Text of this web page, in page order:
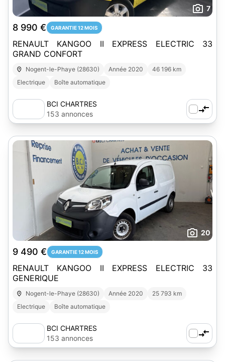
7
8 990 € GARANTIE 12 MOIS
RENAULT KANGOO II EXPRESS ELECTRIC 33
GRAND CONFORT
Nogent-le-Phaye (28630) Année 2020
46 196 km
Electrique
Boîte automatique
BCI CHARTRES
153 annonces
20
9 490 € GARANTIE 12 MOIS
RENAULT KANGOO II EXPRESS ELECTRIC 33
GENERIQUE
Nogent-le-Phaye (28630) Année 2020
25 793 km
Electrique
Boîte automatique
BCI CHARTRES
153 annonces